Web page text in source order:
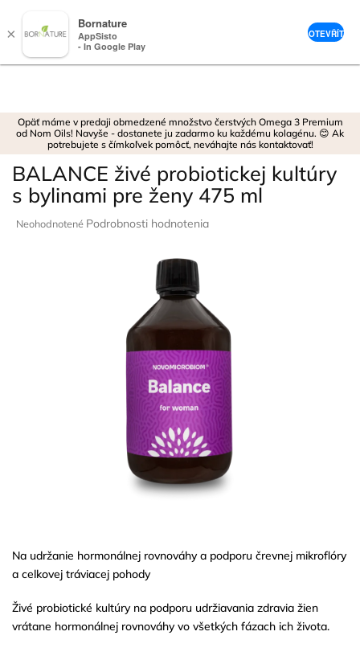
obsah
Opäť máme v predaji obmedzené množstvo čerstvých Omega 3 Premium
od Nom Oils! Navyše - dostanete ju zadarmo ku každému kolagénu. 😊 Ak
potrebujete s čímkoľvek pomôcť, neváhajte nás kontaktovať!
BALANCE živé probiotickej kultúry
s bylinami pre ženy 475 ml
Priemerné
Neohodnotené Podrobnosti hodnotenia
Na udržanie hormonálnej rovnováhy a podporu črevnej mikroflóry
a celkovej tráviacej pohody
Živé probiotické kultúry na podporu udržiavania zdravia žien
vrátane hormonálnej rovnováhy vo všetkých fázach ich života.
×
Bornature
AppSisto
- In Google Play
OTEVŘÍT